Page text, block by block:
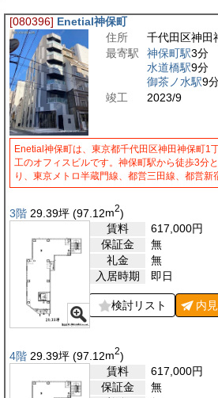
[080396] Enetial神保町
住所
千代田区神田
最寄駅
神保町駅3分
水道橋駅9分
御茶ノ水駅9
竣工
2023/9
Enetial神保町は、東京都千代田区神田神保町1
工のオフィスビルです。神保町駅から徒歩3分
り、東京メトロ半蔵門線、都営三田線、都営新
3階 29.39坪 (97.12m2)
賃料
617,000円
保証金
無
礼金
無
入居時期
即日
検討リスト 内
4階 29.39坪 (97.12m2)
賃料
617,000円
保証金
無